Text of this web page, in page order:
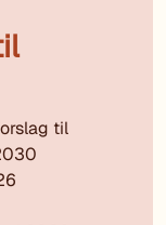
til